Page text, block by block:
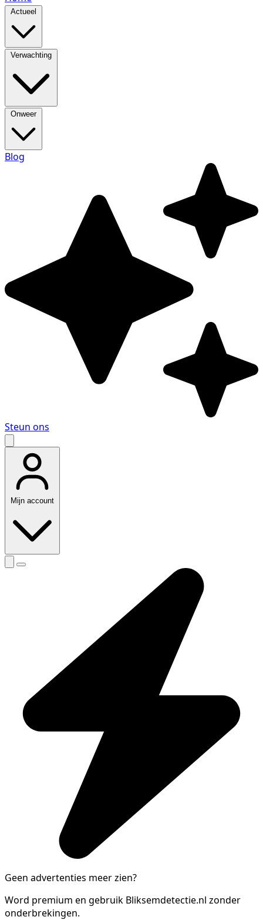
Actueel
Verwachting
Onweer
Blog
Steun ons
Mijn account
Geen advertenties meer zien?
Word premium en gebruik Bliksemdetectie.nl zonder
onderbrekingen.